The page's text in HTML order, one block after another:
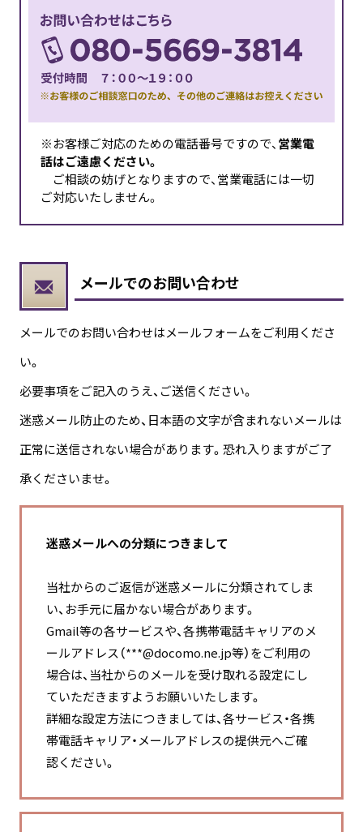
※お客様ご対応のための電話番号ですので、 営業電
話はご遠慮ください。
ご相談の妨げとなりますので、営業電話には一切
ご対応いたしません。
メールでのお問い合わせ
メールでのお問い合わせはメールフォームをご利用くださ
い。
必要事項をご記入のうえ、ご送信ください。
迷惑メール防止のため、日本語の文字が含まれないメールは
正常に送信されない場合があります。恐れ入りますがご了
承くださいませ。
迷惑メールへの分類につきまして
当社からのご返信が迷惑メールに分類されてしま
い、お手元に届かない場合があります。
Gmail等の各サービスや、各携帯電話キャリアのメ
ールアドレス（***@docomo.ne.jp等）をご利用の
場合は、当社からのメールを受け取れる設定にし
ていただきますようお願いいたします。
詳細な設定方法につきましては、各サービス・各携
帯電話キャリア・メールアドレスの提供元へご確
認ください。